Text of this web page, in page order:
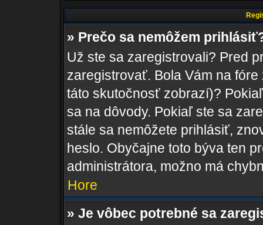
» Prečo sa nemôžem
Už ste sa zaregistrovali? Pred
zaregistrovať. Bola Vám na
táto skutočnosť zobrazí)?
sa na dôvody. Pokiaľ ste sa
stále sa nemôžete prihlásiť,
heslo. Obyčajne toto býva ten
administrátora, možno má
Hore
» Je vôbec potrebné sa